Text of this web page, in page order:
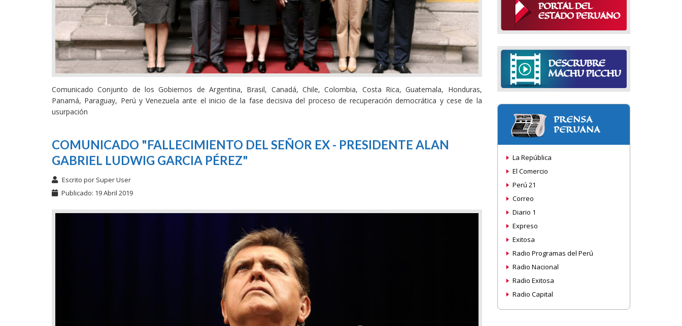
Comunicado Conjunto de los Gobiernos de Argentina, Brasil, Canadá, Chile, Colombia, Costa Rica, Guatemala, Honduras,
Panamá, Paraguay, Perú y Venezuela ante el inicio de la fase decisiva del proceso de recuperación democrática y cese de la
usurpación
COMUNICADO "FALLECIMIENTO DEL SEÑOR EX - PRESIDENTE ALAN
GABRIEL LUDWIG GARCIA PÉREZ"
Escrito por Super User
Publicado: 19 Abril 2019
PRENSA
PERUANA
La República
El Comercio
Perú 21
Correo
Diario 1
Expreso
Exitosa
Radio Programas del Perú
Radio Nacional
Radio Exitosa
Radio Capital